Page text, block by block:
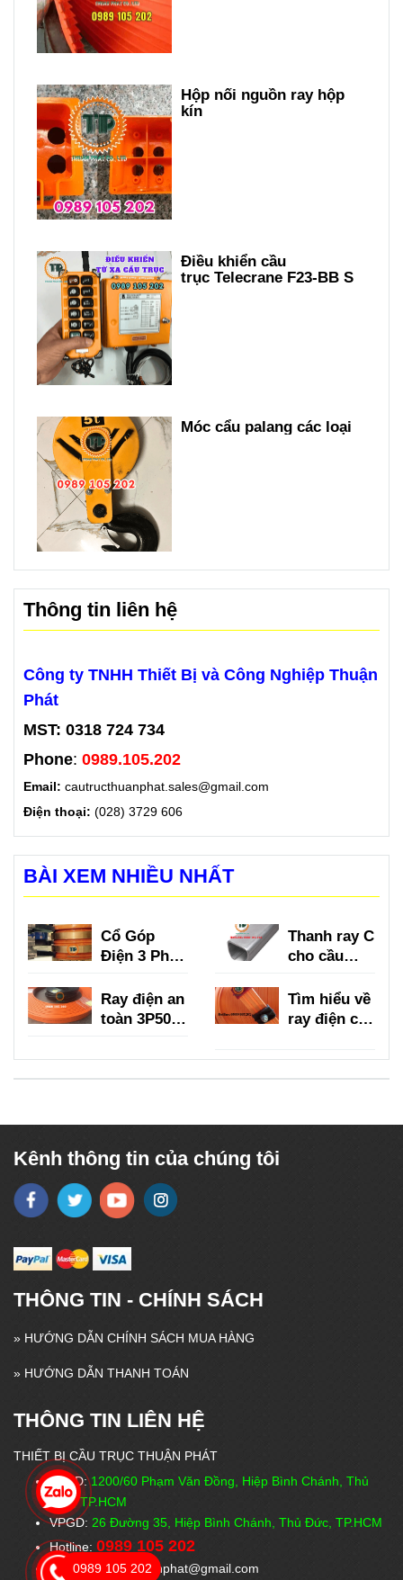
Hộp nối nguồn ray hộp
kín
Điều khiển cầu
trục Telecrane F23-BB S
Móc cẩu palang các loại
Thông tin liên hệ
Công ty TNHH Thiết Bị và Công Nghiệp Thuận
Phát
MST: 0318 724 734
Phone: 0989.105.202
Email: cautructhuanphat.sales@gmail.com
Điện thoại: (028) 3729 606
BÀI XEM NHIỀU NHẤT
Cổ Góp
Điện 3 Pha
Thanh ray C
cho cầu
Ray điện an
toàn 3P50A,
3P100A,
3P150A
Tìm hiểu về
ray điện cầu
150A
Kênh thông tin của chúng tôi
THÔNG TIN - CHÍNH SÁCH
» HƯỚNG DẪN CHÍNH SÁCH MUA HÀNG
» HƯỚNG DẪN THANH TOÁN
THÔNG TIN LIÊN HỆ
THIẾT BỊ CẦU TRỤC THUẬN PHÁT
VPĐD:1200/60 Phạm Văn Đồng, Hiệp Bình Chánh, Thủ
Đức, TP.HCM
VPGD: 26 Đường 35, Hiệp Bình Chánh, Thủ Đức, TP.HCM
Hotline: 0989 105 202
Email: cautructhuanphat@gmail.com
0989 105 202